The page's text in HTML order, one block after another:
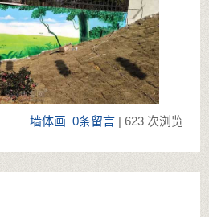
墙体画 0条留言 | 623 次浏览